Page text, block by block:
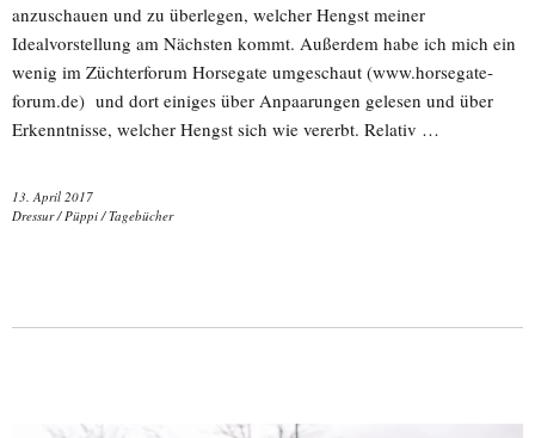
anzuschauen und zu überlegen, welcher Hengst meiner
Idealvorstellung am Nächsten kommt. Außerdem habe ich mich ein
wenig im Züchterforum Horsegate umgeschaut (www.horsegate-
forum.de) und dort einiges über Anpaarungen gelesen und über
Erkenntnisse, welcher Hengst sich wie vererbt. Relativ …
13. April 2017
Dressur/ Püppi /Tagebücher